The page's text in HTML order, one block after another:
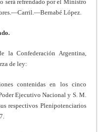
será refrendado por el Ministro
López.
la Confederación Argentina,
de ley:
contenidas en los cinco
Ejecutivo Nacional y S. M.
respectivos Plenipotenciarios